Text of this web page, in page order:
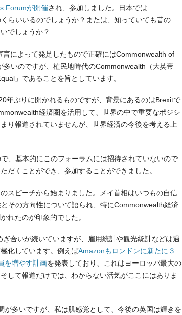
Forumが開催され、参加しました。日本では
らいいるのでしょうか？または、知っていても昔の
でしょうか？
によって発足したもので正確にはCommonwealth of
いのですが、植民地時代のCommonwealth（大英帝
」であることを旨としています。
年ぶりに開かれるものですが、背景にあるのはBrexitで
経済圏を活用して、世界の中で重要なポジシ
り報道されていませんが、世界経済の今後を考える上
、基本的にこのフォーラムには招待されていないので
だくことができ、参加することができました。
スピーチから始まりました。メイ首相はいつもの自信
その方向性について語られ、特にCommonwealth経済
れたのが印象的でした。
合いが続いていますが、雇用統計や観光統計などは過
化しています。例えばAmazonもロンドンに新たに３
を増やす計画を発表しており、これはヨーロッパ最大の
して報道だけでは、わからない活気がここにはありま
多いですが、私は肌感覚として、今後の英国は輝きを